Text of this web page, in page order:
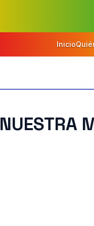
Inicio
NUESTRA